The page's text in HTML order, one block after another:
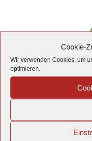
Cookie-
Wir verwenden Cookies, um
optimieren.